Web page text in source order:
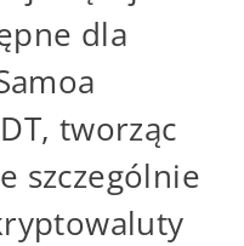
dla
tworząc
szczególnie